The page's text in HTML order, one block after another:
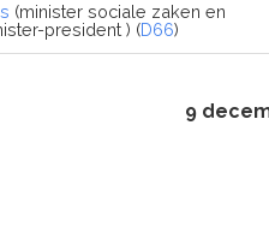
(minister sociale zaken en
president ) (D66)
9